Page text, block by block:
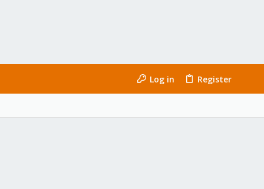
Log in Register